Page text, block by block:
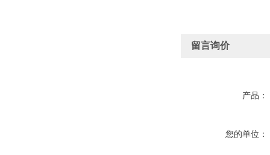
留言询价
产品：
您的单位：